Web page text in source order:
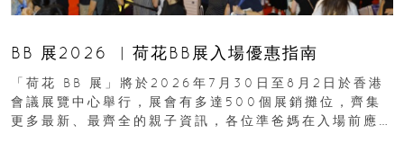
BB 展2026 ︳荷花BB展入場優惠指南
「荷花 BB 展」將於2026年7月30日至8月2日於香港
會議展覽中心舉行，展會有多達500個展銷攤位，齊集
更多最新、最齊全的親子資訊，各位準爸媽在入場前應